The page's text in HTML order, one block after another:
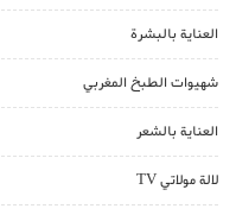
العناية بالبشرة
شهيوات الطبخ المغربي
العناية بالشعر
لالة مولاتي TV